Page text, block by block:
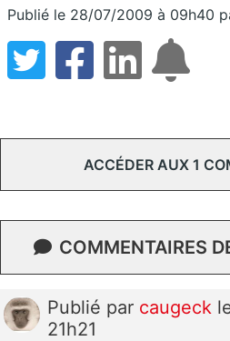
Publié le 28/07/2009 à 09h40
ACCÉDER AUX 1
COMMENTAIRES
Publié par caugeck
21h21